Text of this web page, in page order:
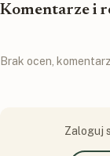
Komentarze i
Brak ocen,
Zaloguj